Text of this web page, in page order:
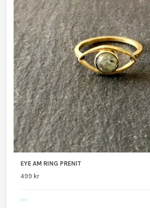
EYE AM RING PRENIT
499 kr